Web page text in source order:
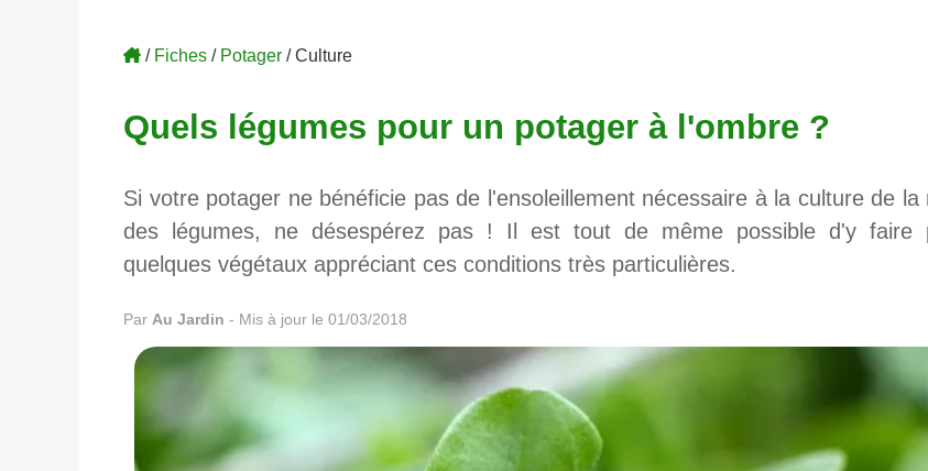
/ Fiches / Potager / Culture
Quels légumes pour un potager à l'ombre ?
Si votre potager ne bénéficie pas de l'ensoleillement nécessaire à la culture de la
des légumes, ne désespérez pas ! Il est tout de même possible d'y faire
quelques végétaux appréciant ces conditions très particulières.
Par Au Jardin - Mis à jour le 01/03/2018